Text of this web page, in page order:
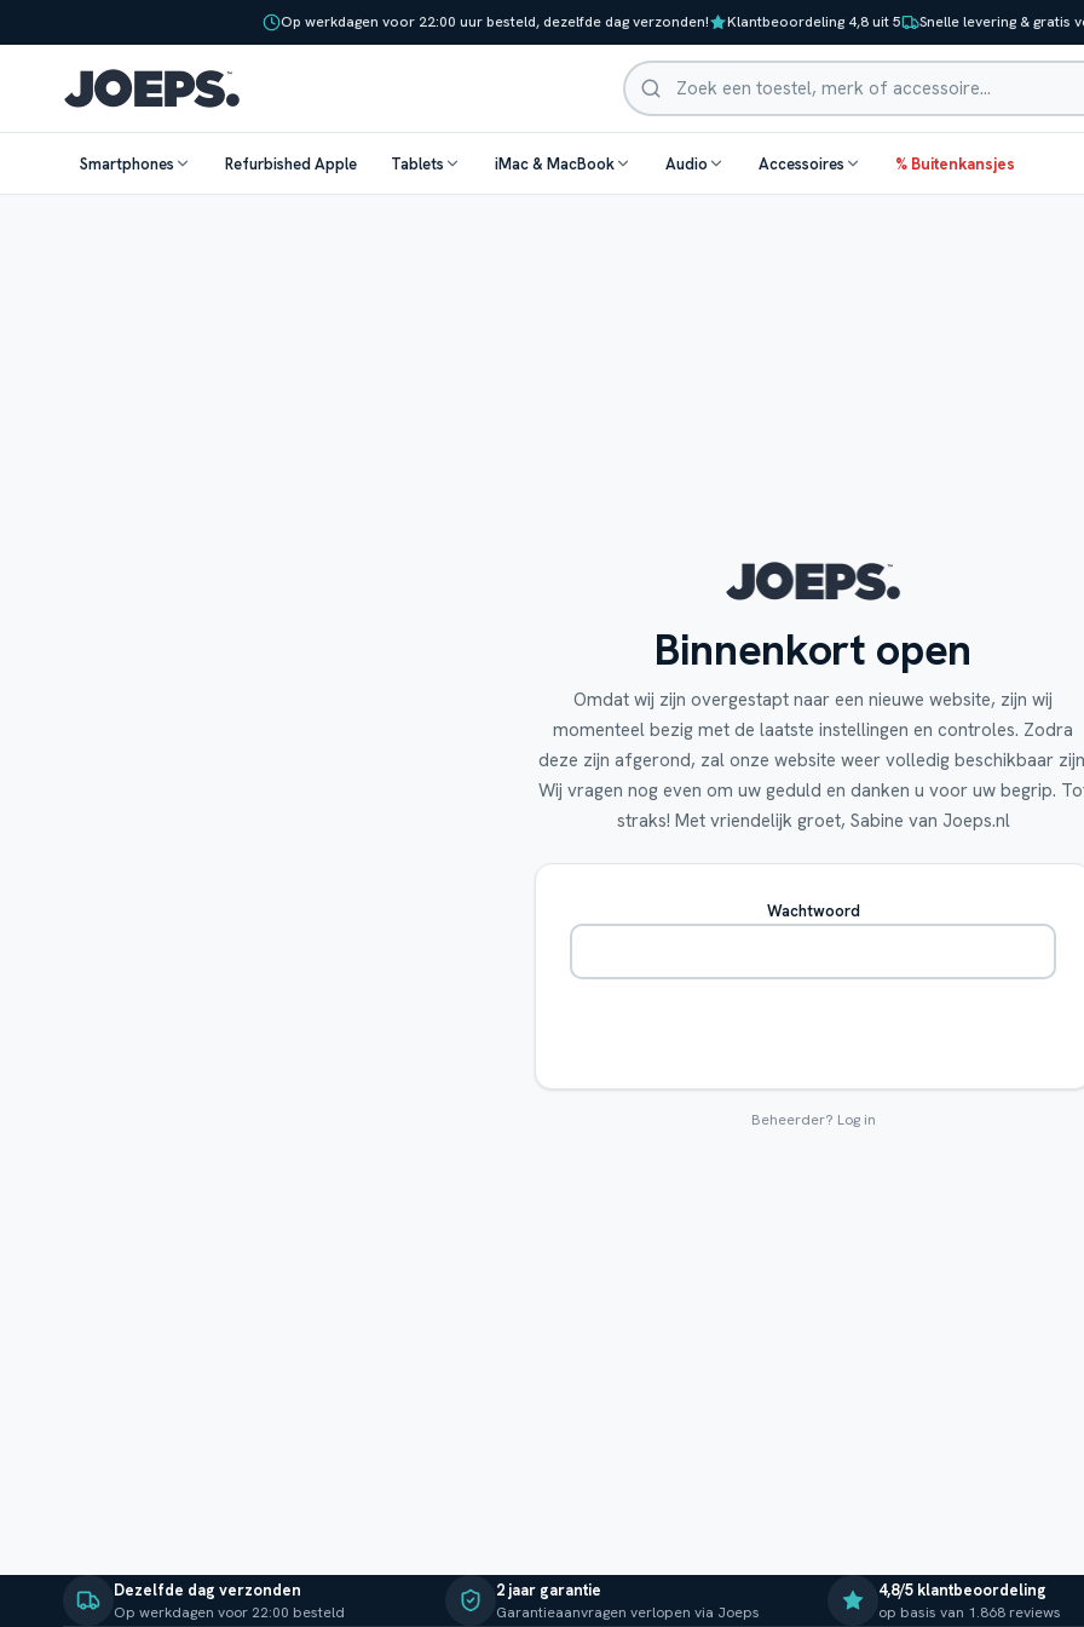
Op werkdagen voor 22:00 uur besteld, dezelfde dag verzonden! Klantbeoordeling 4,8 uit 5 Snelle levering & gratis
Zoeken
Smartphones Refurbished Apple Tablets iMac & MacBook Audio Accessoires % Buitenkansjes
Binnenkort open
Omdat wij zijn overgestapt naar een nieuwe website, zijn wij
momenteel bezig met de laatste instellingen en controles. Zodra
deze zijn afgerond, zal onze website weer volledig beschikbaar
Wij vragen nog even om uw geduld en danken u voor uw begrip.
straks! Met vriendelijk groet, Sabine van Joeps.nl
Wachtwoord
Beheerder? Log in
Dezelfde dag verzonden
Op werkdagen voor 22:00 besteld
2 jaar garantie
Garantieaanvragen verlopen via Joeps
4,8/5 klantbeoordeling
op basis van 1.868 reviews